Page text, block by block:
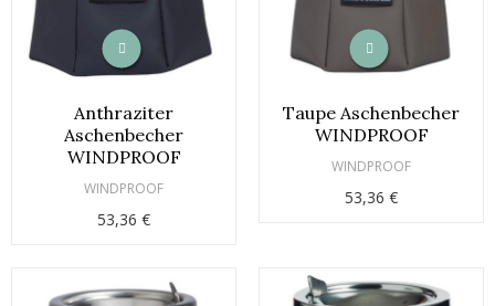
Anthraziter
Aschenbecher
WINDPROOF
WINDPROOF
53,36 €
Taupe Aschenbecher
WINDPROOF
WINDPROOF
53,36 €